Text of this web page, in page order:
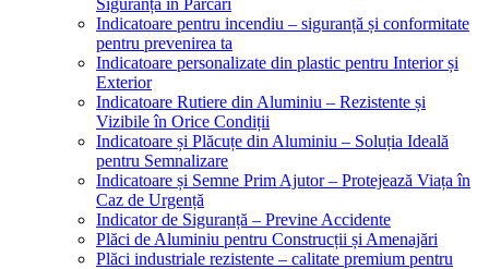
Siguranță în Parcări
Indicatoare pentru incendiu – siguranță și conformitate
pentru prevenirea ta
Indicatoare personalizate din plastic pentru Interior și
Exterior
Indicatoare Rutiere din Aluminiu – Rezistente și
Vizibile în Orice Condiții
Indicatoare și Plăcuțe din Aluminiu – Soluția Ideală
pentru Semnalizare
Indicatoare și Semne Prim Ajutor – Protejează Viața în
Caz de Urgență
Indicator de Siguranță – Previne Accidente
Plăci de Aluminiu pentru Construcții și Amenajări
Plăci industriale rezistente – calitate premium pentru